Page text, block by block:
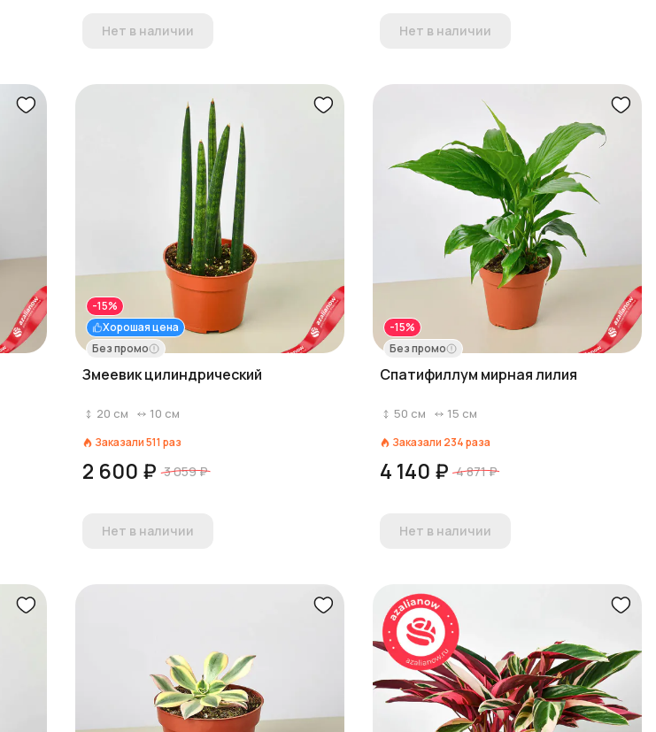
Нет в наличии Нет в наличии
Хорошая цена
-15%
Без промо
Змеевик цилиндрический
20 см 10 см
Заказали511 раз
2 600 ₽ 3 059 ₽
Нет в наличии
-15%
Без промо
Спатифиллум мирная лилия
50 см 15 см
Заказали 234раза
4 140 ₽ 4 871 ₽
Нет в наличии